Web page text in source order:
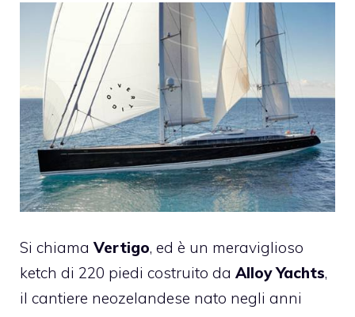
Si chiamaVertigo, ed è un meraviglioso
ketch di 220 piedi costruito da Alloy Yachts,
il cantiere neozelandese nato negli anni